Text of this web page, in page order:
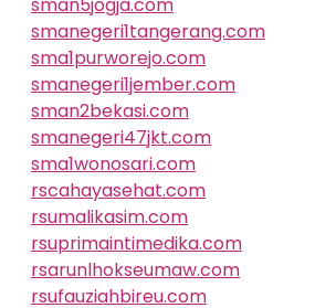
smanegeri1tangerang.com
sma1purworejo.com
smanegeri1jember.com
sman2bekasi.com
smanegeri47jkt.com
sma1wonosari.com
rscahayasehat.com
rsumalikasim.com
rsuprimaintimedika.com
rsarunlhokseumaw.com
rsufauziahbireu.com